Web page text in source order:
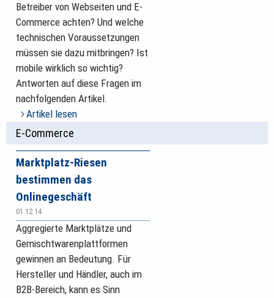
Betreiber von Webseiten und E-
Commerce achten? Und welche
technischen Voraussetzungen
müssen sie dazu mitbringen? Ist
mobile wirklich so wichtig?
Antworten auf diese Fragen im
nachfolgenden Artikel.
Artikel lesen
E-Commerce
Marktplatz-Riesen
bestimmen das
Onlinegeschäft
01.12.14
Aggregierte Marktplätze und
Gemischtwarenplattformen
gewinnen an Bedeutung. Für
Hersteller und Händler, auch im
B2B-Bereich, kann es Sinn